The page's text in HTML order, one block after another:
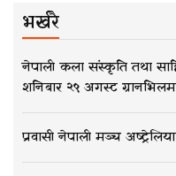
भर्खरै
नेपाली कला संस्कृति तथा
शनिबार २९ अगस्ट
प्रवासी नेपाली मञ्च